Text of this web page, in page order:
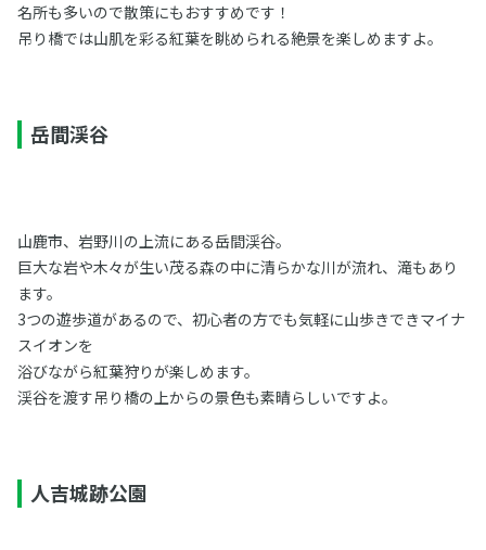
名所も多いので散策にもおすすめです！
吊り橋では山肌を彩る紅葉を眺められる絶景を楽しめますよ。
岳間渓谷
山鹿市、岩野川の上流にある岳間渓谷。
巨大な岩や木々が生い茂る森の中に清らかな川が流れ、滝もあり
ます。
3つの遊歩道があるので、初心者の方でも気軽に山歩きできマイナ
スイオンを
浴びながら紅葉狩りが楽しめます。
渓谷を渡す吊り橋の上からの景色も素晴らしいですよ。
人吉城跡公園